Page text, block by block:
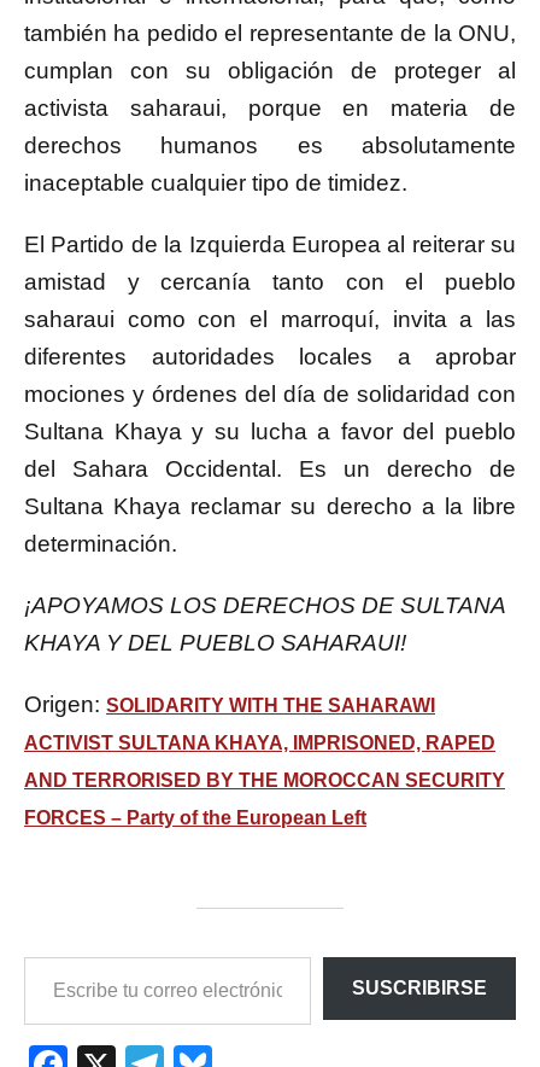
también ha pedido el representante de la ONU,
cumplan con su obligación de proteger al
activista saharaui, porque en materia de
derechos humanos es absolutamente
inaceptable cualquier tipo de timidez.
El Partido de la Izquierda Europea al reiterar su
amistad y cercanía tanto con el pueblo
saharaui como con el marroquí, invita a las
diferentes autoridades locales a aprobar
mociones y órdenes del día de solidaridad con
Sultana Khaya y su lucha a favor del pueblo
del Sahara Occidental. Es un derecho de
Sultana Khaya reclamar su derecho a la libre
determinación.
¡APOYAMOS LOS DERECHOS DE SULTANA
KHAYA Y DEL PUEBLO SAHARAUI!
Origen: SOLIDARITY WITH THE SAHARAWI
ACTIVIST SULTANA KHAYA, IMPRISONED, RAPED
AND TERRORISED BY THE MOROCCAN SECURITY
FORCES – Party of the European Left
SUSCRIBIRSE